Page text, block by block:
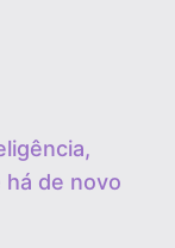
de novo